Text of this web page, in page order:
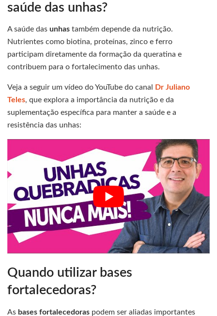
saúde das unhas?
A saúde das unhas também depende da nutrição.
Nutrientes como biotina, proteínas, zinco e ferro
participam diretamente da formação da queratina e
contribuem para o fortalecimento das unhas.
Veja a seguir um vídeo do YouTube do canal
Dr Juliano
Teles, que explora a importância da nutrição e da
suplementação específica para manter a saúde e a
resistência das unhas:
Quando utilizar bases
fortalecedoras?
As bases fortalecedoras podem ser aliadas importantes